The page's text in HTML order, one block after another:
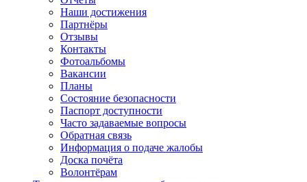
Наши достижения
Партнёры
Отзывы
Контакты
Фотоальбомы
Вакансии
Планы
Состояние безопасности
Паспорт доступности
Часто задаваемые вопросы
Обратная связь
Информация о подаче жалобы
Доска почёта
Волонтёрам